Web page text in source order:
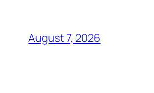
August 7, 2026